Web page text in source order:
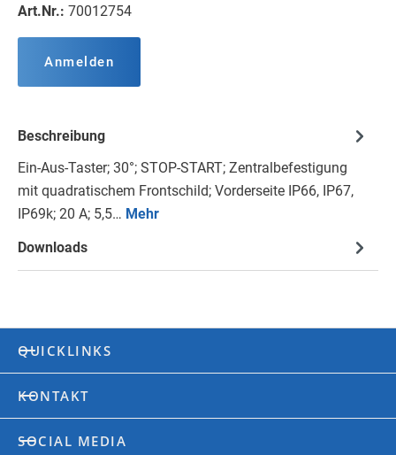
Art.Nr.: 70012754
Anmelden
Beschreibung
Ein-Aus-Taster; 30°; STOP-START; Zentralbefestigung
mit quadratischem Frontschild; Vorderseite IP66, IP67,
IP69k; 20 A; 5,5… Mehr
Downloads
QUICKLINKS
KONTAKT
SOCIAL MEDIA